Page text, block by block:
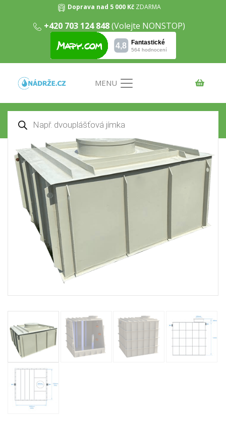
Doprava nad 5 000 Kč ZDARMA
+420 703 124 848(Volejte NONSTOP)
MENU
Products
search
Samonosná hranatá nádrž na
dešťovou vodu 7m3
Domů/Nádrže na dešťovou vodu/ Samonosná
hranatá nádrž na dešťovou vodu 7m3